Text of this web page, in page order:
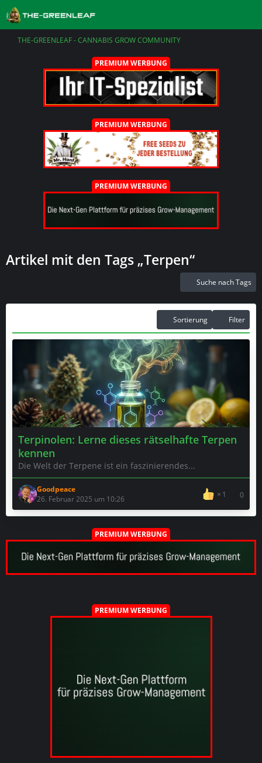
THE-GREENLEAF - CANNABIS GROW COMMUNITY
PREMIUM WERBUNG
PREMIUM WERBUNG
PREMIUM WERBUNG
Artikel mit den Tags „Terpen“
Suche nach Tags
Sortierung Filter
Terpinolen: Lerne dieses rätselhafte Terpen
kennen
Die Welt der Terpene ist ein faszinierendes...
Goodpeace
26. Februar 2025 um 10:26
1 0
PREMIUM WERBUNG
PREMIUM WERBUNG